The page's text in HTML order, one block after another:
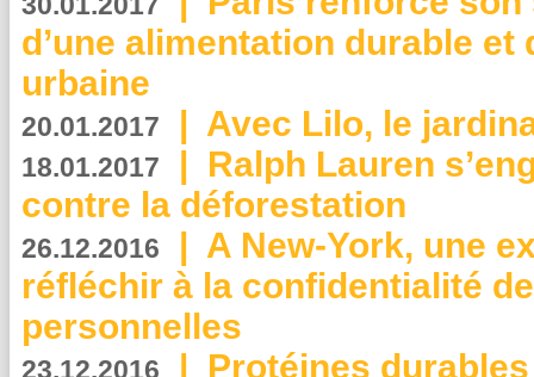
d’une alimentation durable et
urbaine
20.01.2017 | Avec Lilo, le
18.01.2017 | Ralph Lauren
contre la déforestation
26.12.2016 | A New-York, une
réfléchir à la confidentialité
personnelles
23.12.2016 | Protéines